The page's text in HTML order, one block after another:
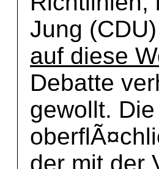
Jung
auf diese
Debatte
gewollt.
der mit der